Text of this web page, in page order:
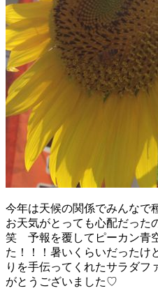
今年は天候の関係でみんなで
お天気がとっても心配だった
笑 予報を覆してピーカン青
た！！！暑いくらいだったけ
りを手伝ってくれたサラダフ
がとうございました♡